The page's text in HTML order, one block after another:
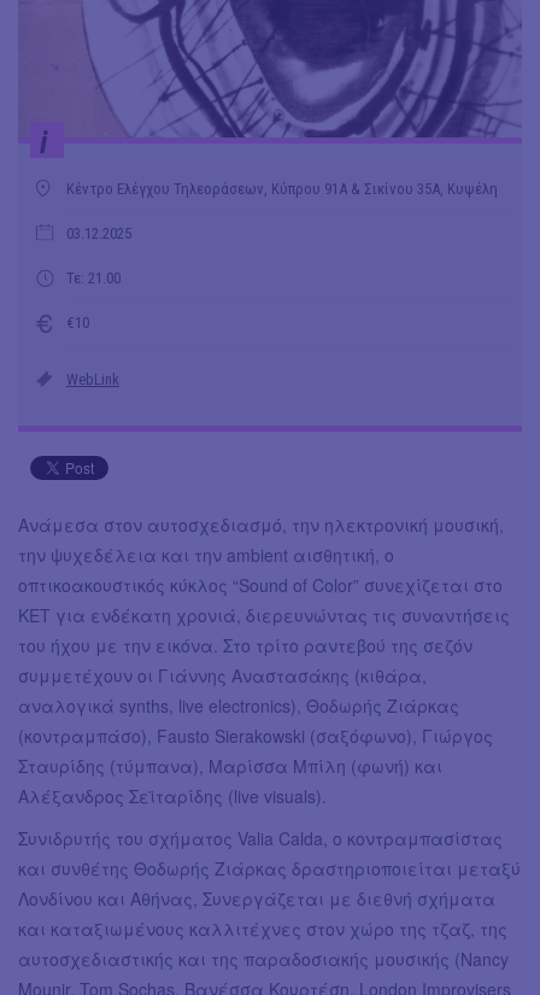
i
Κέντρο Ελέγχου Τηλεοράσεων, Κύπρου 91Α & Σικίνου 35Α, Κυψέλη
03.12.2025
Τε: 21.00
€10
WebLink
Ανάμεσα στον αυτοσχεδιασμό, την ηλεκτρονική μουσική,
την ψυχεδέλεια και την ambient αισθητική, ο
οπτικοακουστικός κύκλος “Sound of Color” συνεχίζεται στο
KET για ενδέκατη χρονιά, διερευνώντας τις συναντήσεις
του ήχου με την εικόνα. Στο τρίτο ραντεβού της σεζόν
συμμετέχουν οι Γιάννης Αναστασάκης (κιθάρα,
αναλογικά synths, live electronics), Θοδωρής Ζιάρκας
(κοντραμπάσο), Fausto Sierakowski (σαξόφωνο), Γιώργος
Σταυρίδης (τύμπανα), Μαρίσσα Μπίλη (φωνή) και
Αλέξανδρος Σεϊταρίδης (live visuals).
Συνιδρυτής του σχήματος Valia Calda, ο κοντραμπασίστας
και συνθέτης Θοδωρής Ζιάρκας δραστηριοποιείται μεταξύ
Λονδίνου και Αθήνας, Συνεργάζεται με διεθνή σχήματα
και καταξιωμένους καλλιτέχνες στον χώρο της τζαζ, της
αυτοσχεδιαστικής και της παραδοσιακής μουσικής (Nancy
Mounir, Tom Sochas, Βανέσσα Κουρτέση, London Improvisers